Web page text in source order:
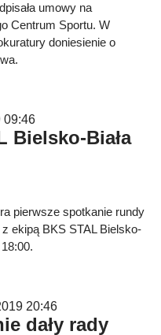
umowy na
Centrum Sportu. W
doniesienie o
09:46
Bielsko-Biała
pierwsze spotkanie rundy
ekipą BKS STAL Bielsko-
20:46
dały rady